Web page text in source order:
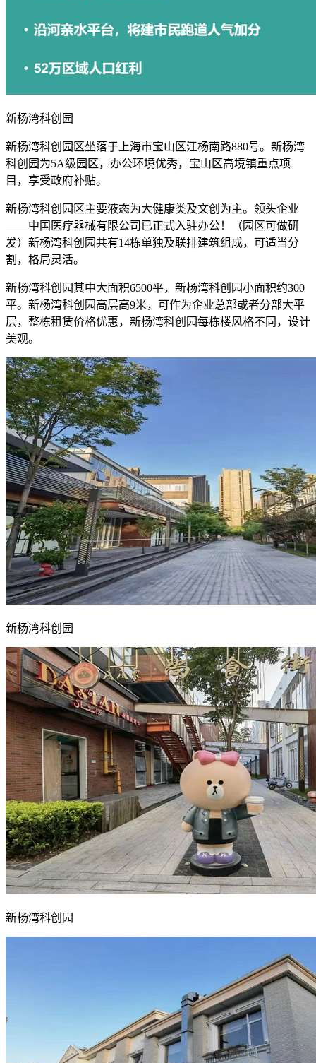
新杨湾科创园
新杨湾科创园区坐落于上海市宝山区江杨南路880号。新杨湾
科创园为5A级园区，办公环境优秀，宝山区高境镇重点项
目，享受政府补贴。
新杨湾科创园区主要液态为大健康类及文创为主。领头企业
——中国医疗器械有限公司已正式入驻办公！（园区可做研
发）新杨湾科创园共有14栋单独及联排建筑组成，可适当分
割，格局灵活。
新杨湾科创园其中大面积6500平，新杨湾科创园小面积约300
平。新杨湾科创园高层高9米，可作为企业总部或者分部大平
层，整栋租赁价格优惠，新杨湾科创园每栋楼风格不同，设计
美观。
新杨湾科创园
新杨湾科创园